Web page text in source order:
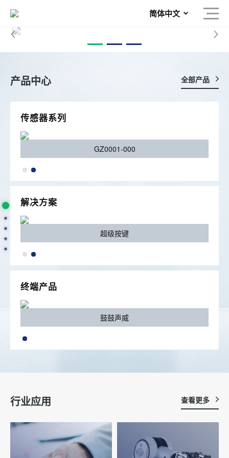
简体中文
产品中心 全部产品
传感器系列
GZ0001-000
解决方案
超级按键
终端产品
鼓鼓声威
行业应用 查看更多